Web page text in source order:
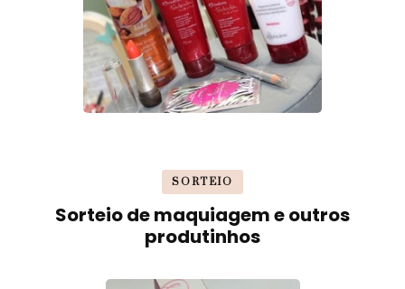
SORTEIO
Sorteio de maquiagem e outros
produtinhos